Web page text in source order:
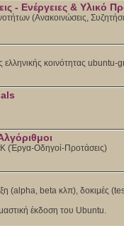
- Ενέργειες & Υλικό
(Ανακοινώσεις,
ελληνικής κοινότητας ubuntu-
(Έργα-Οδηγοί-Προτάσεις)
(alpha, beta κλπ), δοκιμές
έκδοση του Ubuntu.